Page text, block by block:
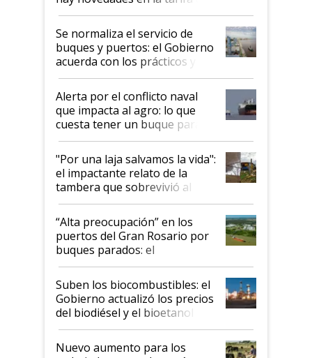
la hidrovía
Se normaliza el servicio de
buques y puertos: el Gobierno
acuerda con los prácticos y
suspende el decreto de
desregulación
Alerta por el conflicto naval
que impacta al agro: lo que
cuesta tener un buque parado
y el peligro de que Argentina
pase a ser "país sucio"
"Por una laja salvamos la vida":
el impactante relato de la
tambera que sobrevivió al
tornado
“Alta preocupación” en los
puertos del Gran Rosario por
buques parados: el
funcionamiento de las
exportadoras en tensión tras
la medida de fuerza de los
prácticos
Suben los biocombustibles: el
Gobierno actualizó los precios
del biodiésel y el bioetanol
Nuevo aumento para los